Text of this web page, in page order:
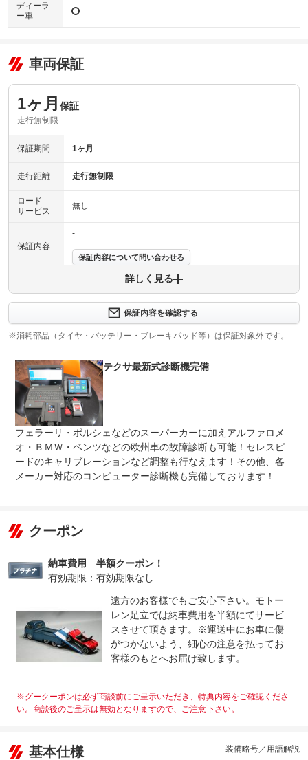
ディーラ
ー車
車両保証
1ヶ月 保証
走行無制限
保証期間 1ヶ月
走行距離 走行無制限
ロード
サービス
無し
保証内容
-
保証内容について問い合わせる
上限金額
免責金 無し
保証修理
受付先
-
法定整備
整備付 法定12ヶ月または法定24ヶ月点検整備付
※車検なし・車検整備付の場合は法定24ヶ月点検整備付
※商用車は6ヶ月または12ヶ月点検整備付
法定整備
１２ヶ月法令点検 １１５品項目の点検 コンピューター
診断の実施 ウィークポイント対策 専門店だから出来る
詳しく見る
保証内容を確認する
※消耗部品（タイヤ・バッテリー・ブレーキパッド等）は保証対象外です。
テクサ最新式診断機完備
フェラーリ・ポルシェなどのスーパーカーに加えアルファロメ
オ・ＢＭＷ・ベンツなどの欧州車の故障診断も可能！セレスピ
ードのキャリブレーションなど調整も行なえます！その他、各
メーカー対応のコンピューター診断機も完備しております！
クーポン
納車費用 半額クーポン！
有効期限：有効期限なし
遠方のお客様でもご安心下さい。モトー
レン足立では納車費用を半額にてサービ
スさせて頂きます。※運送中にお車に傷
がつかないよう、細心の注意を払ってお
客様のもとへお届け致します。
※グークーポンは必ず商談前にご呈示いただき、特典内容をご確認くださ
い。商談後のご呈示は無効となりますので、ご注意下さい。
基本仕様 装備略号／用語解説